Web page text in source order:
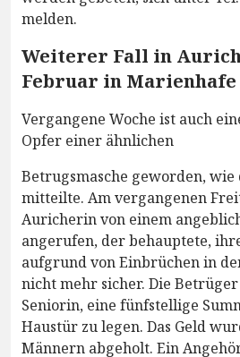
melden.
Weiterer Fall in
Februar in Marienhafe
Vergangene Woche ist auch
Opfer einer ähnlichen
Betrugsmasche geworden, wie
mitteilte. Am vergangenen
Auricherin von einem
angerufen, der behauptete,
aufgrund von Einbrüchen in
nicht mehr sicher. Die
Seniorin, eine fünfstellige
Haustür zu legen. Das Geld
Männern abgeholt. Ein